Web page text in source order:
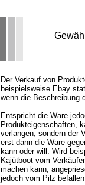
Der Verkauf von
beispielsweise Ebay
wenn die Beschreibung
Entspricht die Ware
Produkteigenschaften,
verlangen, sondern der
erst dann die Ware
kann oder will. Wird
Kajütboot vom
machen kann,
jedoch vom Pilz